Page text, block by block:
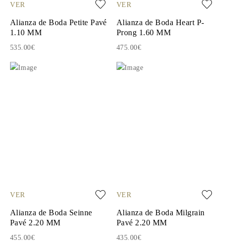
VER
Alianza de Boda Petite Pavé
1.10 MM
535.00€
VER
Alianza de Boda Heart P-
Prong 1.60 MM
475.00€
VER
Alianza de Boda Seinne
Pavé 2.20 MM
455.00€
VER
Alianza de Boda Milgrain
Pavé 2.20 MM
435.00€